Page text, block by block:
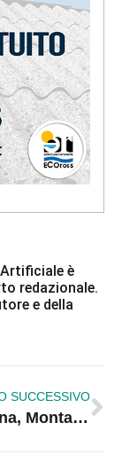
Artificiale è
redazionale.
e della
SUCCESSIVO
Villapiana, Montalti: «In cinque anni intercettati e messi a terra oltre 20 milioni di euro»